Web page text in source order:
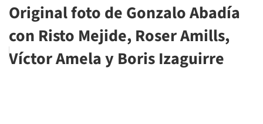
Original foto de Gonzalo Abadía
con Risto Mejide, Roser Amills,
Víctor Amela y Boris Izaguirre